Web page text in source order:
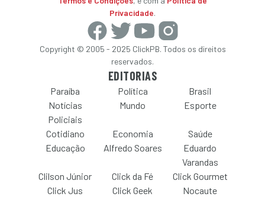
Privacidade.
Copyright © 2005 - 2025 ClickPB. Todos os direitos
reservados.
EDITORIAS
Paraíba Política
Brasil
Notícias
Policiais
Mundo Esporte
Cotidiano Economia
Saúde
Educação
Alfredo Soares
Eduardo
Varandas
Clilson Júnior
Click da Fé
Click Gourmet
Click Jus
Click Geek Nocaute